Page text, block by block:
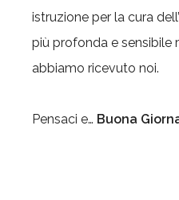
istruzione per la cura
più profonda e sensibile
abbiamo ricevuto noi.
Pensaci e… Buona